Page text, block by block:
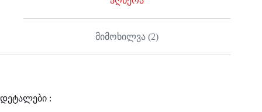
მიმოხილვა (2)
დეტალები :